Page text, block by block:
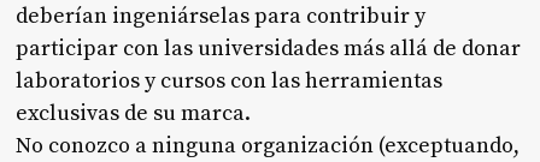
deberían ingeniárselas para contribuir y
participar con las universidades más allá de donar
laboratorios y cursos con las herramientas
exclusivas de su marca.
No conozco a ninguna organización (exceptuando,